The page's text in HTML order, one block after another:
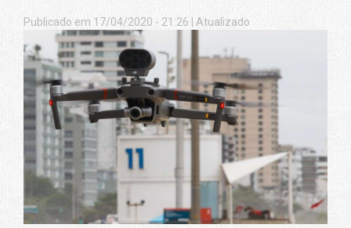
Publicado em 17/04/2020 - 21:26 Atualizado